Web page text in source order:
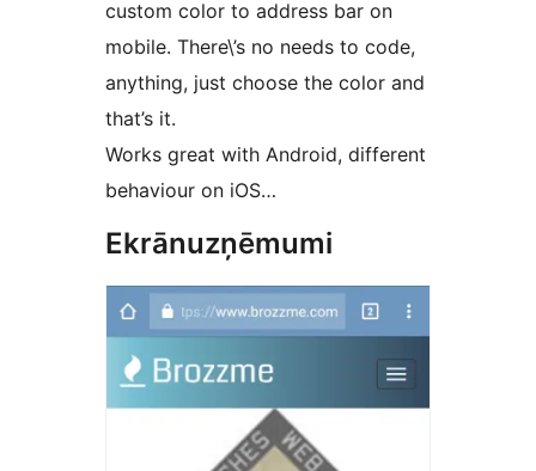
custom color to address bar on
mobile. There\’s no needs to code,
anything, just choose the color and
that’s it.
Works great with Android, different
behaviour on iOS…
Ekrānuzņēmumi